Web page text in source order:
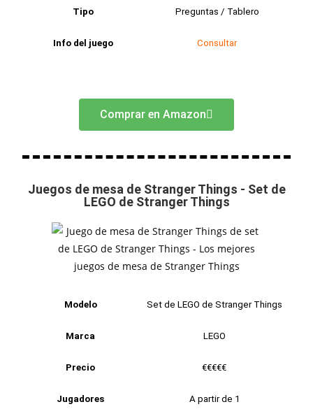
Tipo Preguntas / Tablero
Info del juego Consultar
Comprar en Amazon
Juegos de mesa de Stranger Things - Set de
LEGO de Stranger Things
Modelo Set de LEGO de Stranger Things
Marca LEGO
Precio €€€€€
Jugadores A partir de 1